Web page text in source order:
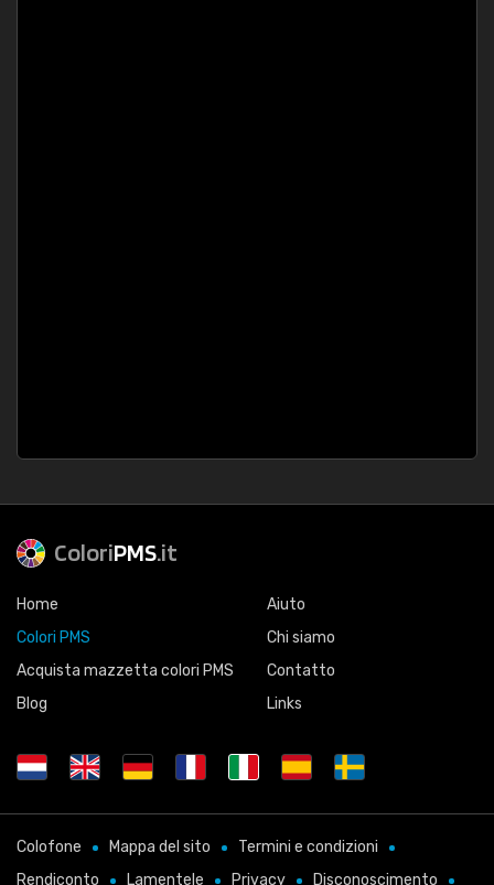
ColoriPMS.it
Home
Colori PMS
Acquista mazzetta colori PMS
Blog
Aiuto
Chi siamo
Contatto
Links
Colofone Mappa del sito
Termini e condizioni
Rendiconto
Lamentele Privacy Disconoscimento